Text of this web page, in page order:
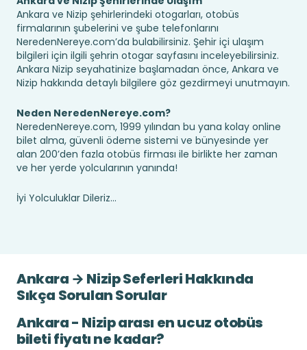
Ankara ve Nizip şehirlerindeki otogarları, otobüs
firmalarının şubelerini ve şube telefonlarını
NeredenNereye.com’da bulabilirsiniz. Şehir içi ulaşım
bilgileri için ilgili şehrin otogar sayfasını inceleyebilirsiniz.
Ankara Nizip seyahatinize başlamadan önce, Ankara ve
Nizip hakkında detaylı bilgilere göz gezdirmeyi unutmayın.
Neden NeredenNereye.com?
NeredenNereye.com, 1999 yılından bu yana kolay online
bilet alma, güvenli ödeme sistemi ve bünyesinde yer
alan 200’den fazla otobüs firması ile birlikte her zaman
ve her yerde yolcularının yanında!
İyi Yolculuklar Dileriz...
Ankara → Nizip Seferleri Hakkında
Sıkça Sorulan Sorular
Ankara - Nizip arası en ucuz otobüs
bileti fiyatı ne kadar?